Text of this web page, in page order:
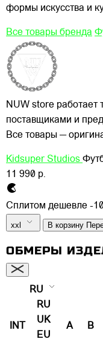
формы искусства и
Все товары бренда
NUW store работает
поставщиками и
Все товары —
Kidsuper Studios
11 990 р.
Сплитом дешевле -
xxl В корзину
ОБМЕРЫ
INT
RU
RU
UK
EU
A B